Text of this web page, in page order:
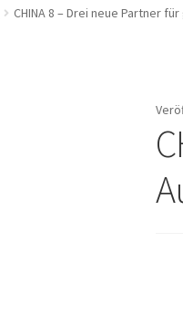
CHINA 8 – Drei neue Partner